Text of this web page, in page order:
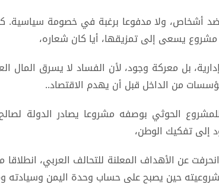
أشخاص، ولا مدفوعا برغبة في خصومة سياسية.
يسعى إلى تمزيقها، أيا كان شعاره،
بل معركة وجود، لأن الفساد لا يسرق المال
من الداخل قبل أن يهدم الاقتصاد..
الحوثي بوصفه مشروعا يصادر الدولة لصالح
إلى تفكيك الوطن،
عن الأهداف المعلنة للتحالف العربي،
حين يصبح على حساب وحدة اليمن وسيادته